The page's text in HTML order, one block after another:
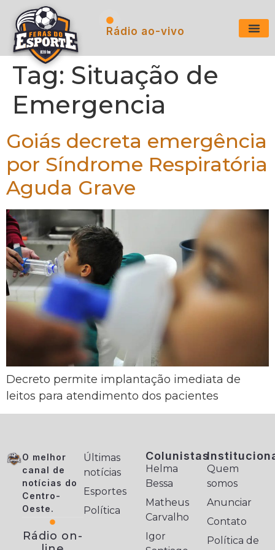
Rádio ao-vivo
Tag: Situação de
Emergencia
Goiás decreta emergência
por Síndrome Respiratória
Aguda Grave
Decreto permite implantação imediata de
leitos para atendimento dos pacientes
O melhor
canal de
notícias do
Centro-
Oeste.
Rádio on-
Últimas
notícias
Esportes
Política
Colunistas
Helma
Bessa
Matheus
Carvalho
Igor
Quem
somos
Anunciar
Contato
Política de